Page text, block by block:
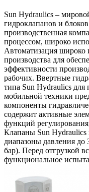
Sun Hydraulics –
гидроклапанов и
производственная
процессом, широко
Автоматизация широко
производства для
эффективности
рабочих. Ввертные
типа Sun Hydraulics
мобильной техники
компоненты
содержит активные
функций
Клапаны Sun Hydraulics
диапазоны давления
бар). Перед отгрузкой
функциональное